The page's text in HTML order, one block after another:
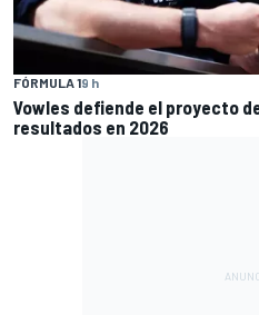
FÓRMULA 19 h
Vowles defiende el proyecto
resultados en 2026